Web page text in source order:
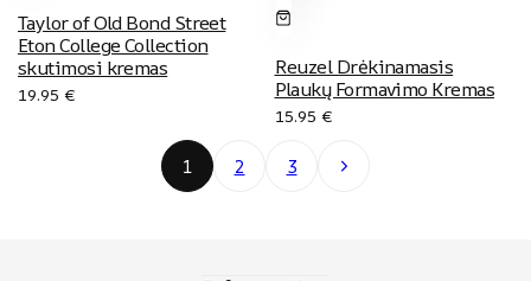
Taylor of Old Bond Street
Eton College Collection
skutimosi kremas
19.95 €
Reuzel Drėkinamasis
Plaukų Formavimo Kremas
15.95 €
1 2 3 Next